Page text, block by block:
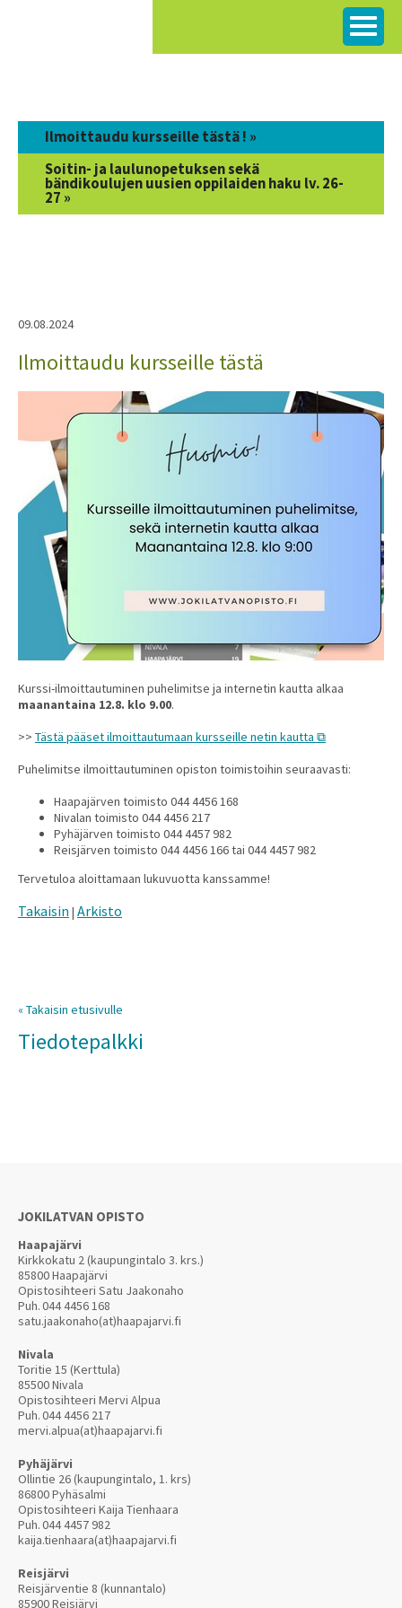
Ilmoittaudu kursseille tästä ! »
Soitin- ja laulunopetuksen sekä
bändikoulujen uusien oppilaiden haku lv. 26-
27 »
09.08.2024
Ilmoittaudu kursseille tästä
Kurssi-ilmoittautuminen puhelimitse ja internetin kautta alkaa
maanantaina 12.8. klo 9.00.
>> Tästä pääset ilmoittautumaan kursseille netin kautta
Puhelimitse ilmoittautuminen opiston toimistoihin seuraavasti:
Haapajärven toimisto 044 4456 168
Nivalan toimisto 044 4456 217
Pyhäjärven toimisto 044 4457 982
Reisjärven toimisto 044 4456 166 tai 044 4457 982
Tervetuloa aloittamaan lukuvuotta kanssamme!
Takaisin | Arkisto
« Takaisin etusivulle
Tiedotepalkki
JOKILATVAN OPISTO
Haapajärvi
Kirkkokatu 2 (kaupungintalo 3. krs.)
85800 Haapajärvi
Opistosihteeri Satu Jaakonaho
Puh.044 4456 168
satu.jaakonaho(at)haapajarvi.fi
Nivala
Toritie 15 (Kerttula)
85500 Nivala
Opistosihteeri Mervi Alpua
Puh.044 4456 217
mervi.alpua(at)haapajarvi.fi
Pyhäjärvi
Ollintie 26 (kaupungintalo, 1. krs)
86800 Pyhäsalmi
Opistosihteeri Kaija Tienhaara
Puh.044 4457 982
kaija.tienhaara(at)haapajarvi.fi
Reisjärvi
Reisjärventie 8 (kunnantalo)
85900 Reisjärvi